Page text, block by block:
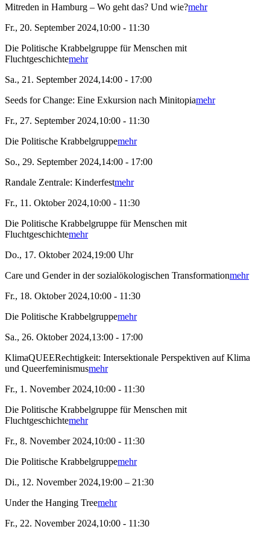
Mitreden in Hamburg – Wo geht das? Und wie?mehr
Fr., 20. September 2024,10:00 - 11:30
Die Politische Krabbelgruppe für Menschen mit
Fluchtgeschichtemehr
Sa., 21. September 2024,14:00 - 17:00
Seeds for Change: Eine Exkursion nach Minitopiamehr
Fr., 27. September 2024,10:00 - 11:30
Die Politische Krabbelgruppemehr
So., 29. September 2024,14:00 - 17:00
Randale Zentrale: Kinderfestmehr
Fr., 11. Oktober 2024,10:00 - 11:30
Die Politische Krabbelgruppe für Menschen mit
Fluchtgeschichtemehr
Do., 17. Oktober 2024,19:00 Uhr
Care und Gender in der sozialökologischen Transformationmehr
Fr., 18. Oktober 2024,10:00 - 11:30
Die Politische Krabbelgruppemehr
Sa., 26. Oktober 2024,13:00 - 17:00
KlimaQUEERechtigkeit: Intersektionale Perspektiven auf Klima
und Queerfeminismusmehr
Fr., 1. November 2024,10:00 - 11:30
Die Politische Krabbelgruppe für Menschen mit
Fluchtgeschichtemehr
Fr., 8. November 2024,10:00 - 11:30
Die Politische Krabbelgruppemehr
Di., 12. November 2024,19:00 – 21:30
Under the Hanging Treemehr
Fr., 22. November 2024,10:00 - 11:30